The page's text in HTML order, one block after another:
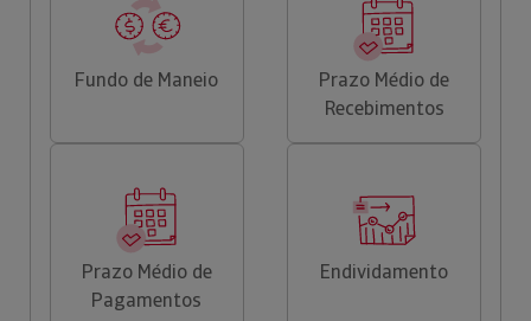
Fundo de Maneio
Prazo Médio de
Recebimentos
Prazo Médio de
Pagamentos
Endividamento